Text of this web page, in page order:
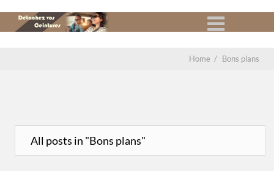
Home / Bons plans
All posts in "Bons plans"